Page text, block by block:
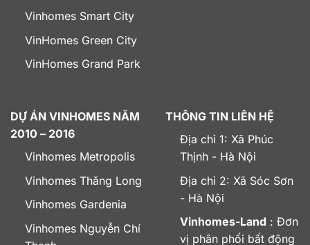
Vinhomes Smart City
VinHomes Green City
VinHomes Grand Park
DỰ ÁN VINHOMES NĂM
2010 – 2016
Vinhomes Metropolis
Vinhomes Thăng Long
Vinhomes Gardenia
Vinhomes Nguyễn Chí
THÔNG TIN LIÊN HỆ
Địa chỉ 1: Xã Phúc
Thịnh - Hà Nội
Địa chỉ 2: Xã Sóc Sơn
- Hà Nội
Vinhomes-Land : Đơn
vị phân phối bất động